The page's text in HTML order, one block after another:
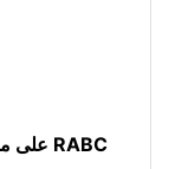
RABC على مستوى المنظمة